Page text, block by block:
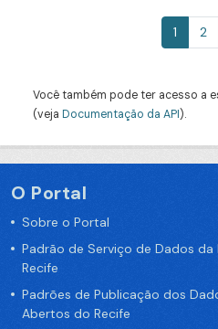
1 2
Você também pode ter acesso a
(veja Documentação da API).
O Portal
Sobre o Portal
Padrão de Serviço de Dados
Recife
Padrões de Publicação dos
Abertos do Recife